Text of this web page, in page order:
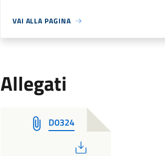
VAI ALLA PAGINA
Allegati
D0324